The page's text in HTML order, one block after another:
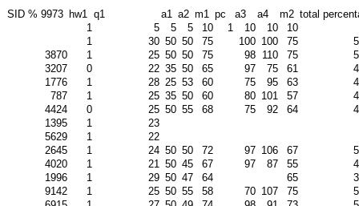
SID % 9973 hw1 q1 a1 a2 m1 pc a3 a4 m2 total
1
5 5 5 10 1 10 10
10
1
30 50 50 75 100 100 75
3870
1 25 50 50 75 98 110 75
3207
0 22 35 50 65 97 75 61
1776
1 28 25 53 60 75 95 63
787
1 25 35 50 60 80 101 57
4424
0 25 50 55 68 75 92 64
1395
1
23
5629
1
22
2645
1 24 50 50 72 97 106 67
4020
1 21 50 45 67 97 87 55
1996
1 29 50 47 64 65
9142
1 25 50 55 58 70 107 75